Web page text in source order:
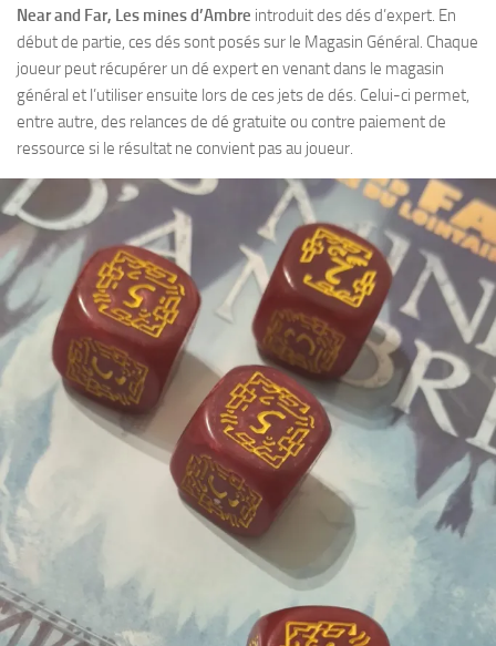
Near and Far, Les mines d’Ambre introduit des dés d’expert. En
début de partie, ces dés sont posés sur le Magasin Général. Chaque
joueur peut récupérer un dé expert en venant dans le magasin
général et l’utiliser ensuite lors de ces jets de dés. Celui-ci permet,
entre autre, des relances de dé gratuite ou contre paiement de
ressource si le résultat ne convient pas au joueur.